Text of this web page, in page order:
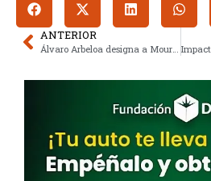
ANTERIOR
Álvaro Arbeloa designa a Mourinho como líder ideal del Real Madrid